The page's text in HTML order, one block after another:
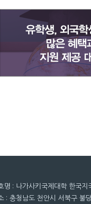
명 : 나가사키국제대학 한국
: 충청남도 천안시 서북구 불